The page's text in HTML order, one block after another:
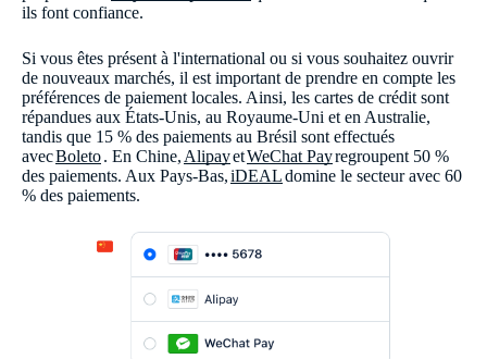
ils font confiance.
Si vous êtes présent à l'international ou si vous souhaitez ouvrir
de nouveaux marchés, il est important de prendre en compte les
préférences de paiement locales. Ainsi, les cartes de crédit sont
répandues aux États-Unis, au Royaume-Uni et en Australie,
tandis que 15 % des paiements au Brésil sont effectués
avecBoleto. En Chine, AlipayetWeChat Payregroupent 50 %
des paiements. Aux Pays-Bas,iDEALdomine le secteur avec 60
% des paiements.